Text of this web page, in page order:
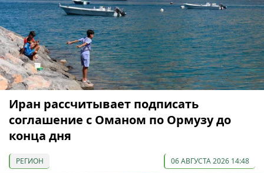
Иран рассчитывает подписать
соглашение с Оманом по Ормузу до
конца дня
РЕГИОН 06 АВГУСТА 2026 14:48